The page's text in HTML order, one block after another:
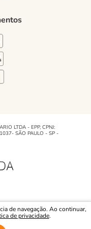
de navegação. Ao continuar,
de privacidade.
LTDA - EPP, CPNJ:
SÃO PAULO - SP -